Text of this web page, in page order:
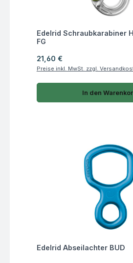
Fragen zum Artikel
Edelrid Schraubkarabiner
FG
Regulärer Preis:
21,60 €
Preise inkl. MwSt. zzgl.
In den
Fragen zum Artikel
Edelrid Abseilachter BUD